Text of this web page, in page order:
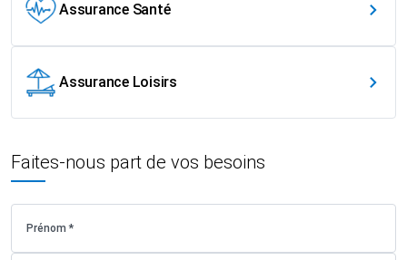
Assurance Santé
Assurance Loisirs
Faites-nous part de vos besoins